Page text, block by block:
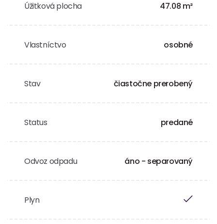
Úžitková plocha 47.08 m²
Vlastníctvo osobné
Stav čiastočne prerobený
Status predané
Odvoz odpadu áno - separovaný
Plyn